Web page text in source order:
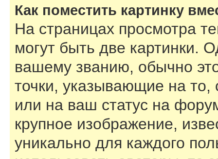
Как поместить картинку
На страницах просмотра
могут быть две картинки.
вашему званию, обычно
точки, указывающие на то,
или на ваш статус на
крупное изображение,
уникально для каждого